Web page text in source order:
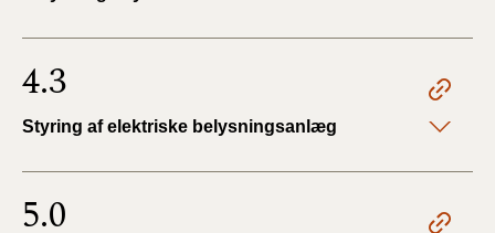
4.3
Styring af elektriske belysningsanlæg
5.0